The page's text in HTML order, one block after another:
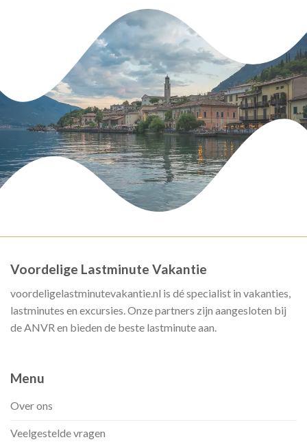
Voordelige Lastminute Vakantie
voordeligelastminutevakantie.nl is dé specialist in vakanties,
lastminutes en excursies. Onze partners zijn aangesloten bij
de ANVR en bieden de beste lastminute aan.
Menu
Over ons
Veelgestelde vragen